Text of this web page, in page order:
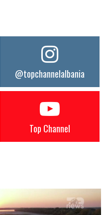
@topchannelalbania
Top Channel